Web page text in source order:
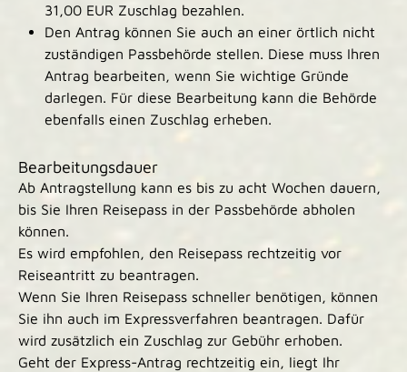
31,00 EUR Zuschlag bezahlen.
Den Antrag können Sie auch an einer örtlich nicht
zuständigen Passbehörde stellen. Diese muss Ihren
Antrag bearbeiten, wenn Sie wichtige Gründe
darlegen. Für diese Bearbeitung kann die Behörde
ebenfalls einen Zuschlag erheben.
Bearbeitungsdauer
Ab Antragstellung kann es bis zu acht Wochen dauern,
bis Sie Ihren Reisepass in der Passbehörde abholen
können.
Es wird empfohlen, den Reisepass rechtzeitig vor
Reiseantritt zu beantragen.
Wenn Sie Ihren Reisepass schneller benötigen, können
Sie ihn auch im Expressverfahren beantragen. Dafür
wird zusätzlich ein Zuschlag zur Gebühr erhoben.
Geht der Express-Antrag rechtzeitig ein, liegt Ihr